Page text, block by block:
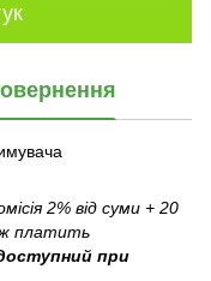
2% від суми + 20
платить
при